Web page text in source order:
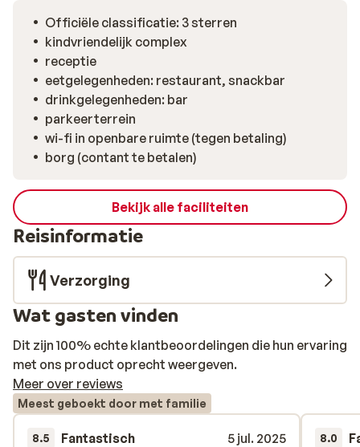
Officiële classificatie: 3 sterren
kindvriendelijk complex
receptie
eetgelegenheden: restaurant, snackbar
drinkgelegenheden: bar
parkeerterrein
wi-fi in openbare ruimte (tegen betaling)
borg (contant te betalen)
Bekijk alle faciliteiten
Reisinformatie
Verzorging
Wat gasten vinden
Dit zijn 100% echte klantbeoordelingen die hun ervaring
met ons product oprecht weergeven.
Meer over reviews
Meest geboekt door met familie
8.5 Fantastisch
5 jul. 2025
8.0